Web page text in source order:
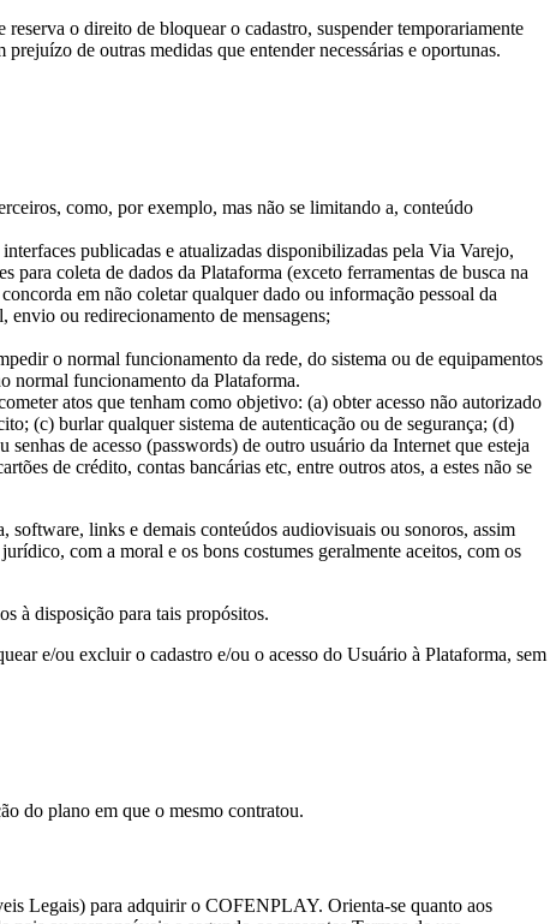
o direito de bloquear o cadastro, suspender temporariamente
de outras medidas que entender necessárias e oportunas.
como, por exemplo, mas não se limitando a, conteúdo
publicadas e atualizadas disponibilizadas pela Via Varejo,
coleta de dados da Plataforma (exceto ferramentas de busca na
em não coletar qualquer dado ou informação pessoal da
ou redirecionamento de mensagens;
o normal funcionamento da rede, do sistema ou de equipamentos
normal funcionamento da Plataforma.
atos que tenham como objetivo: (a) obter acesso não autorizado
(c) burlar qualquer sistema de autenticação ou de segurança; (d)
de acesso (passwords) de outro usuário da Internet que esteja
de crédito, contas bancárias etc, entre outros atos, a estes não se
links e demais conteúdos audiovisuais ou sonoros, assim
com a moral e os bons costumes geralmente aceitos, com os
à disposição para tais propósitos.
e/ou excluir o cadastro e/ou o acesso do Usuário à Plataforma, sem
do plano em que o mesmo contratou.
Legais) para adquirir o COFENPLAY. Orienta-se quanto aos